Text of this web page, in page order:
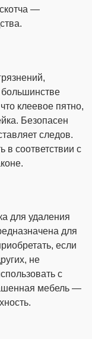
—
клеевое пятно,
Безопасен
следов.
в соответствии с
для удаления
для
если
не
с
мебель —